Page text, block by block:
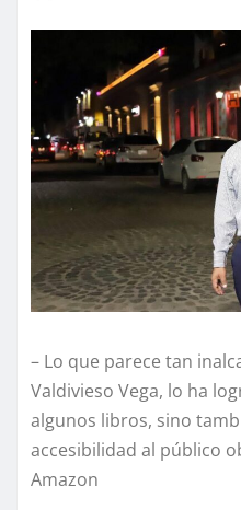
– Lo que parece tan
Valdivieso Vega, lo ha
algunos libros, sino
accesibilidad al público
Amazon